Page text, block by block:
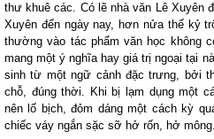
thư khuê các. Có lẽ nhà văn Lê Xuyên
Xuyên đến ngày nay, hơn nửa thế kỷ
thường vào tác phẩm văn học không
mang một ý nghĩa hay giá trị ngoại tại
sinh từ một ngữ cảnh đặc trưng, bởi
chỗ, đúng thời. Khi bị lạm dụng một
nên lố bịch, đỏm dáng một cách kỳ
chiếc váy ngắn sặc sỡ hở rốn, hở mông.